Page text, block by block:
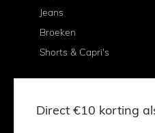
Jeans
Broeken
Shorts & Capri's
Direct €10 korting